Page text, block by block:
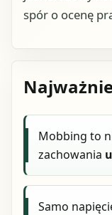
spór o ocenę
Mobbing to
zachowania
Samo